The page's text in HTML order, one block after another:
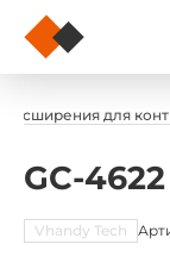
для
GC-4622
Vhandy Tech